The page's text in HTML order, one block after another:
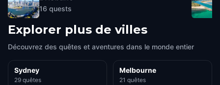
16 quests
Explorer plus de villes
Découvrez des quêtes et aventures dans le monde entier
Sydney
29 quêtes
Melbourne
21 quêtes